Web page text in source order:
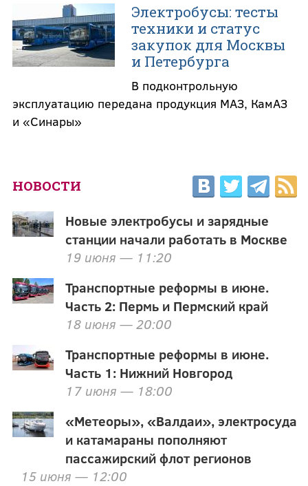
Электробусы: тесты
техники и статус
закупок для Москвы
и Петербурга
В подконтрольную
эксплуатацию передана продукция МАЗ, КамАЗ
и «Синары»
НОВОСТИ
Новые электробусы и зарядные
станции начали работать в Москве
19 июня — 11:20
Транспортные реформы в июне.
Часть 2: Пермь и Пермский край
18 июня — 20:00
Транспортные реформы в июне.
Часть 1: Нижний Новгород
17 июня — 18:00
«Метеоры», «Валдаи», электросуда
и катамараны пополняют
пассажирский флот регионов
15 июня — 12:00